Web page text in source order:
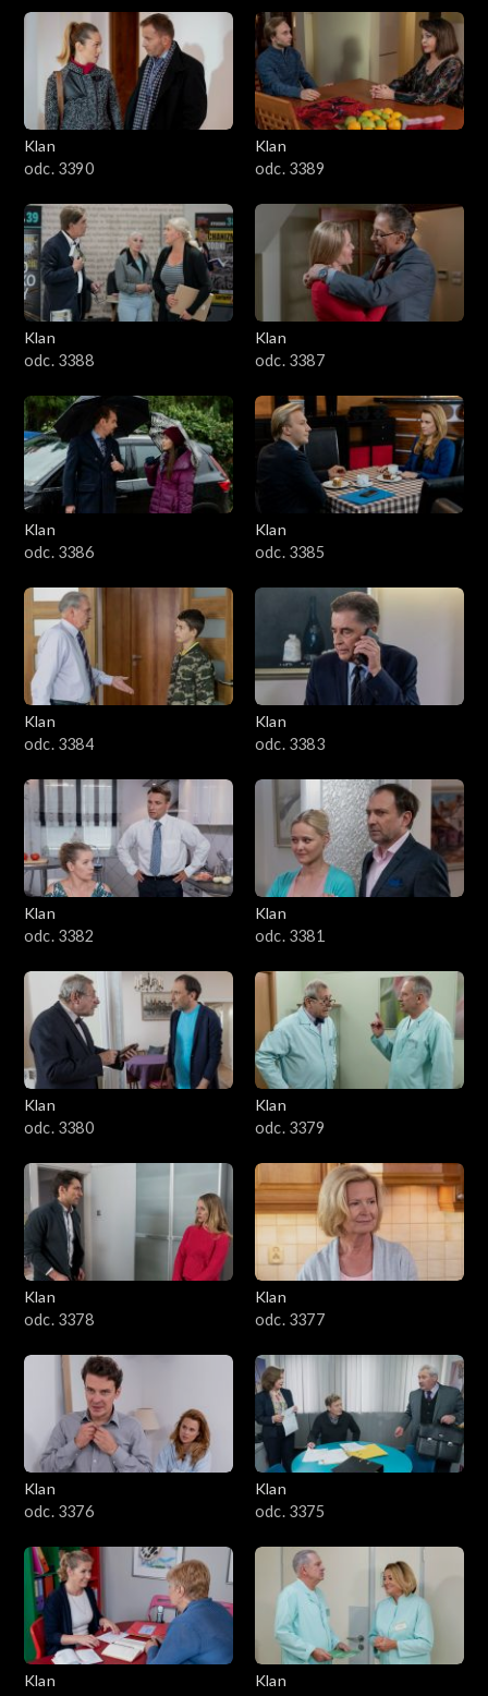
2901–3000
2801–2900
2701–2800
2501–2600
2401–2500
2301–2400
2201–2300
2101–2200
2001–2100
1901–2000
1801–1900
1701–1800
1601–1700
1501–1600
1401–1500
1301–1400
1201–1300
1101–1200
1001–1100
901–1000
801–900
701–800
601–700
501–600
401–500
301–400
201–300
101–200
1–100
Klan
odc. 3390
Klan
odc. 3389
Klan
odc. 3388
Klan
odc. 3387
Klan
odc. 3386
Klan
odc. 3385
Klan
odc. 3384
Klan
odc. 3383
Klan
odc. 3382
Klan
odc. 3381
Klan
odc. 3380
Klan
odc. 3379
Klan
odc. 3378
Klan
odc. 3377
Klan
odc. 3376
Klan
odc. 3375
Klan
Klan